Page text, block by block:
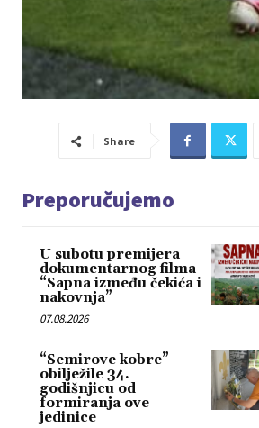
Share
Preporučujemo
U subotu premijera
dokumentarnog filma
“Sapna između čekića i
nakovnja”
07.08.2026
“Semirove kobre”
obilježile 34.
godišnjicu od
formiranja ove
jedinice